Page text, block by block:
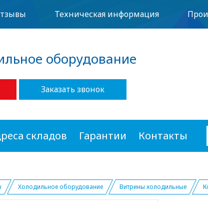
Техническая информация
оборудование
Заказать звонок
складов Гарантии Контакты
Холодильное оборудование Витрины холодильные